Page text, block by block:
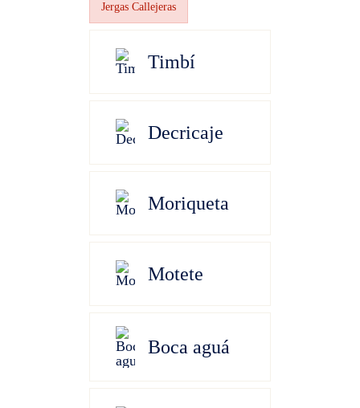
Jergas Callejeras
Timbí
Decricaje
Moriqueta
Motete
Boca aguá